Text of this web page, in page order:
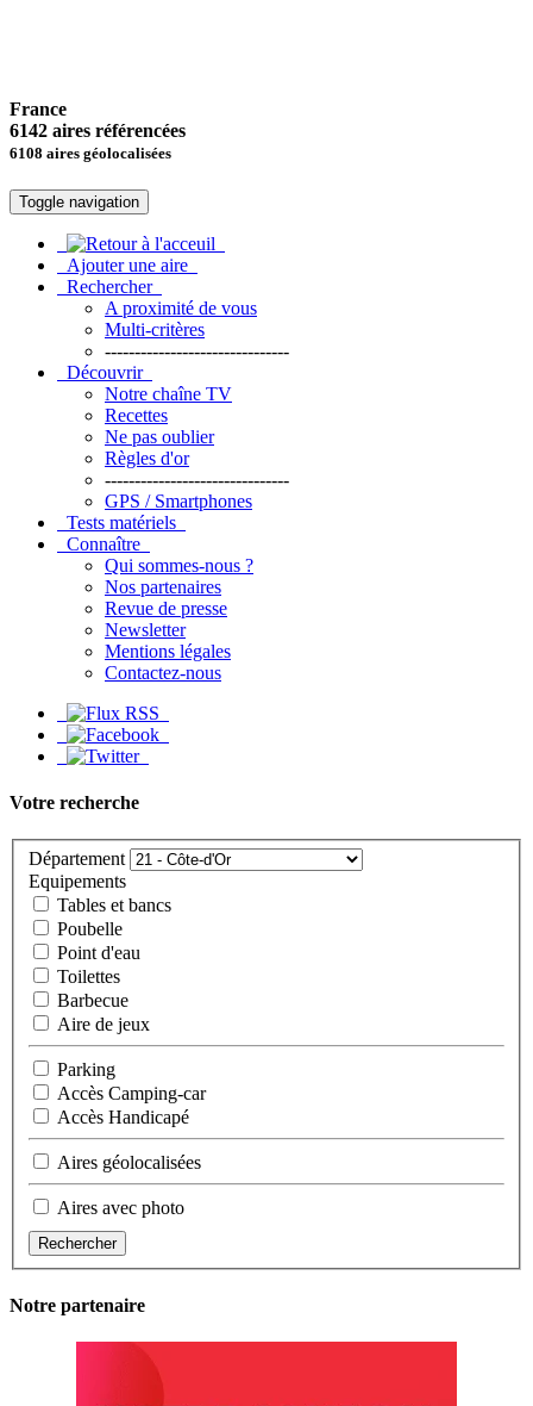
France
6142 aires référencées
6108 aires géolocalisées
Toggle navigation
Ajouter une aire
Rechercher
A proximité de vous
Multi-critères
-------------------------------
Découvrir
Notre chaîne TV
Recettes
Ne pas oublier
Règles d'or
-------------------------------
GPS / Smartphones
Tests matériels
Connaître
Qui sommes-nous ?
Nos partenaires
Revue de presse
Newsletter
Mentions légales
Contactez-nous
Votre recherche
Département
Equipements
Tables et bancs
Poubelle
Point d'eau
Toilettes
Barbecue
Aire de jeux
Parking
Accès Camping-car
Accès Handicapé
Aires géolocalisées
Aires avec photo
Rechercher
Notre partenaire